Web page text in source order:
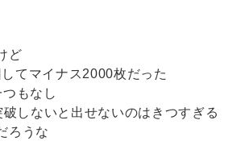
ど
てマイナス2000枚だった
もなし
しないと出せないのはきつすぎる
ろうな